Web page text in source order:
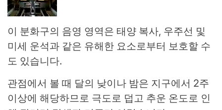
이 분화구의 음영 영역은 태양 복사, 우주선 및
미세 운석과 같은 유해한 요소로부터 보호할 수
도 있습니다.
관점에서 볼 때 달의 낮이나 밤은 지구에서 2주
이상에 해당하므로 극도로 덥고 추운 온도로 인